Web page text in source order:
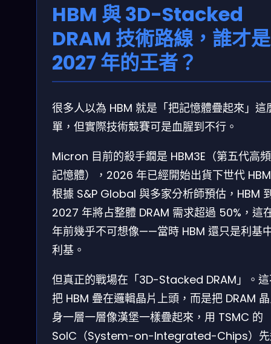
HBM 與 3D-Stacked
DRAM 技術路線，誰才是
2027 年的王者？
很多人以為 HBM 就是「把記憶體疊起來」這
單，但實際技術競賽可是血腥到不行。
Micron 目前的殺手鐗是 HBM3E（第五代高
記憶體），2026 年已經開始出貨下世代
根據 S&P Global 與多家分析師預估，HBM
2027 年將占整體 DRAM 需求超過 50%，這
年前幾乎不可想像——當時 HBM 還只是利基
利基。
但真正的戰場在「3D-Stacked DRAM」。
把 HBM 疊在邏輯晶片上頭，而是把 DRAM
身一層一層像漢堡一樣疊起來，用 TSMC 的
SoIC（System-on-Integrated-Chips）先